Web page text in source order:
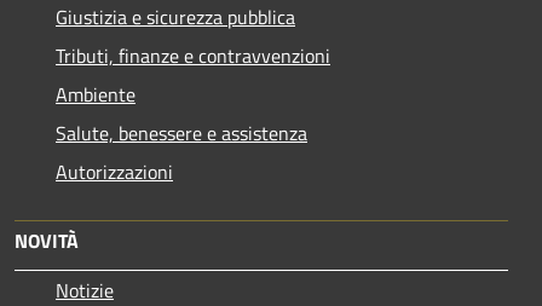
Giustizia e sicurezza pubblica
Tributi, finanze e contravvenzioni
Ambiente
Salute, benessere e assistenza
Autorizzazioni
NOVITÀ
Notizie